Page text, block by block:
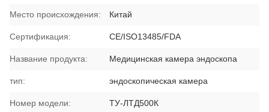
Место происхождения: Китай
Сертификация: CE/ISO13485/FDA
Название продукта: Медицинская камера эндоскопа
тип: эндоскопическая камера
Номер модели: ТУ-ЛТД500К